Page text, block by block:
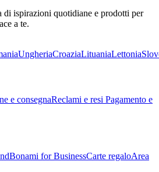
ispirazioni quotidiane e prodotti per
a te.
UngheriaCroaziaLituaniaLettonia
e consegnaReclami e resi Pagamento e
Bonami for BusinessCarte regaloArea